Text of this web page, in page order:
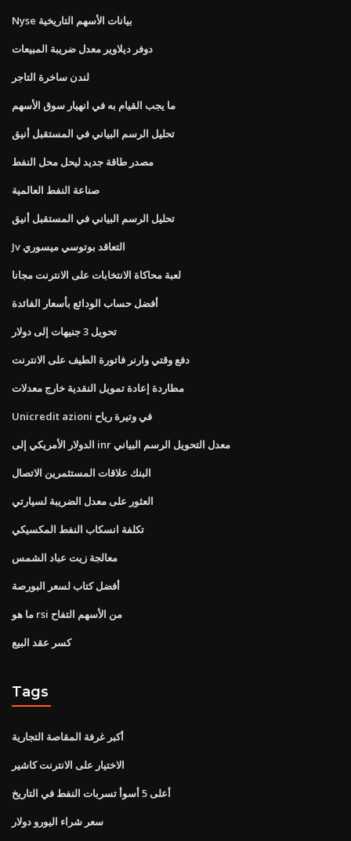
Nyse بيانات الأسهم التاريخية
دوفر ديلاوير معدل ضريبة المبيعات
لندن ساخرة التاجر
ما يجب القيام به في انهيار سوق الأسهم
تحليل الرسم البياني في المستقبل أنيق
مصدر طاقة جديد ليحل محل النفط
صناعة النفط العالمية
تحليل الرسم البياني في المستقبل أنيق
Jv التعاقد بوتوسي ميسوري
لعبة محاكاة الانتخابات على الانترنت مجانا
أفضل حساب الودائع بأسعار الفائدة
تحويل 3 جنيهات إلى دولار
دفع وقتي وارنر فاتورة الطيف على الانترنت
مطاردة إعادة تمويل النقدية خارج معدلات
Unicredit azioni في وتيرة رياح
الدولار الأمريكي إلى inr معدل التحويل الرسم البياني
البنك علاقات المستثمرين الاتصال
العثور على معدل الضريبة لسيارتي
تكلفة انسكاب النفط المكسيكي
معالجة زيت عباد الشمس
أفضل كتاب لسعر البورصة
ما هو rsi من الأسهم التفاح
كسر عقد البيع
Tags
أكبر غرفة المقاصة التجارية
الاختيار على الانترنت كاشير
أعلى 5 أسوأ تسربات النفط في التاريخ
سعر شراء اليورو دولار